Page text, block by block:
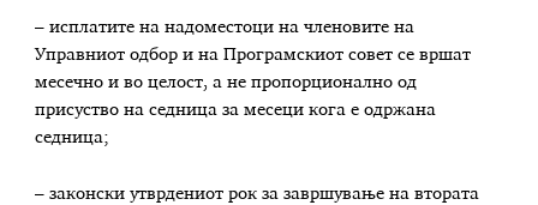
– исплатите на надоместоци на членовите на
Управниот одбор и на Програмскиот совет се вршат
месечно и во целост, а не пропорционално од
присуство на седница за месеци кога е одржана
седница;
– законски утврдениот рок за завршување на втората